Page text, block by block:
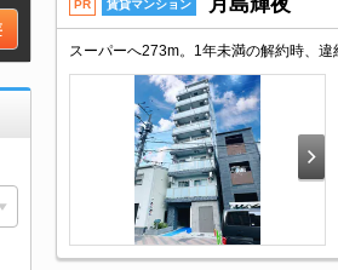
PR 賃貸マンション